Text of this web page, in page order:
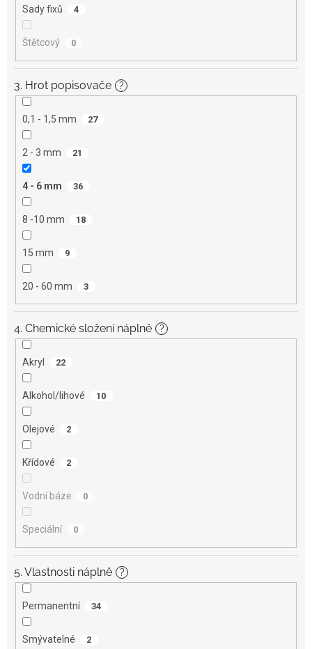
Sady fixů 4
Štětcový 0
3. Hrot popisovače ?
0,1 - 1,5 mm 27
2 - 3 mm 21
4 - 6 mm 36
8 -10 mm 18
15 mm 9
20 - 60 mm 3
4. Chemické složení náplně ?
Akryl 22
Alkohol/lihové 10
Olejové 2
Křídové 2
Vodní báze 0
Speciální 0
5. Vlastnosti náplně ?
Permanentní 34
Smývatelné 2